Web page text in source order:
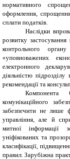
нормативного
оформлення,
сплати податків.
Наслідки
розвитку
контрольного
«уповноважених
електронного
діяльністю
рекомендації та
Компонента
комунікаційного
забезпечити не лише
управління, але й
митної інформації
уніфікованих та
класифікації,
правил. Зарубіжна